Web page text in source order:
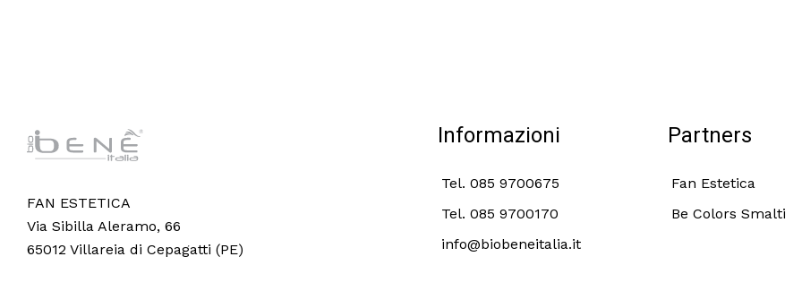
FAN ESTETICA
Via Sibilla Aleramo, 66
65012 Villareia di Cepagatti (PE)
Informazioni
Tel. 085 9700675
Tel. 085 9700170
info@biobeneitalia.it
Partners
Fan Estetica
Be Colors Smalti